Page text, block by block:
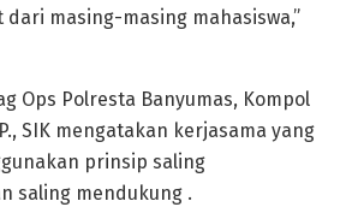
masing-masing mahasiswa,”
Ops Polresta Banyumas, Kompol
SIK mengatakan kerjasama yang
prinsip saling
saling mendukung .